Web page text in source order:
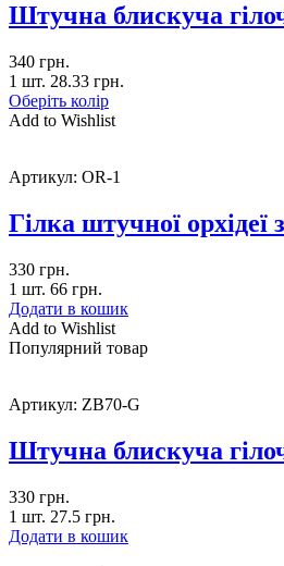
Штучна блискуча
340 грн.
1 шт. 28.33 грн.
Оберіть колір
Add to Wishlist
Артикул: OR-1
Гілка штучної
330 грн.
1 шт. 66 грн.
Додати в кошик
Add to Wishlist
Популярний товар
Артикул: ZB70-G
Штучна блискуча
330 грн.
1 шт. 27.5 грн.
Додати в кошик